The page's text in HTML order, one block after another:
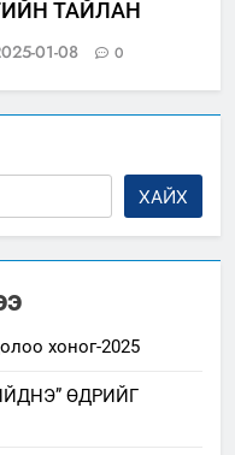
ТАЙЛАН
01-08 0
ХАЙХ
хоног-2025
ӨДРИЙГ